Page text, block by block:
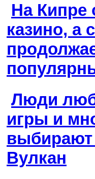
На Кипре
казино, а
Люди
игры и
выбирают
Вулкан